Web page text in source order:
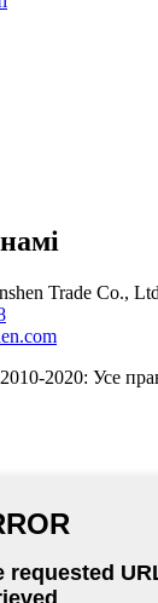
Trade Co.,
2020: Усе